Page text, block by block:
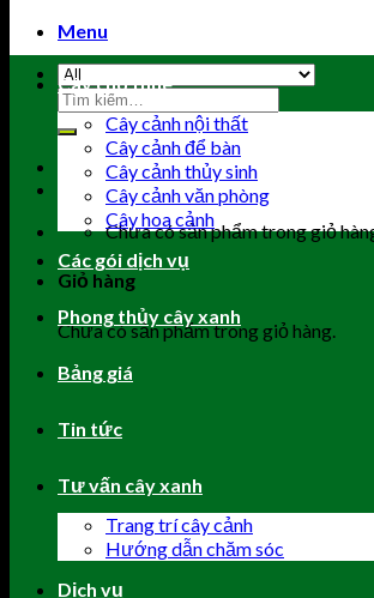
Menu
Chưa có sản phẩm trong giỏ
Giỏ hàng
Chưa có sản phẩm trong giỏ hàng.
Cây cho thuê
Cây cảnh nội thất
Cây cảnh để bàn
Cây cảnh thủy sinh
Cây cảnh văn phòng
Cây hoa cảnh
Các gói dịch vụ
Phong thủy cây xanh
Bảng giá
Tin tức
Tư vấn cây xanh
Trang trí cây cảnh
Hướng dẫn chăm sóc
Dịch vụ